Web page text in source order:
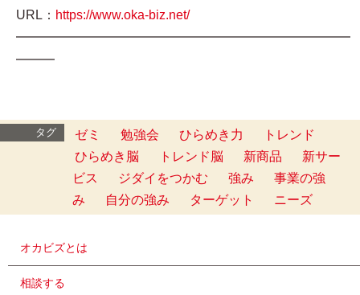
URL： https://www.oka-biz.net/
━━━━━━━━━━━━━━━━━━━━━━━━━━
━━━
タグ ゼミ 勉強会 ひらめき力
トレンド
ひらめき脳
トレンド脳 新商品
新サー
ビス
ジダイをつかむ 強み
事業の強
み
自分の強み ターゲット ニーズ
オカビズとは
相談する